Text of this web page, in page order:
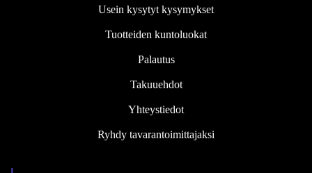
Usein kysytyt kysymykset
Tuotteiden kuntoluokat
Palautus
Takuuehdot
Yhteystiedot
Ryhdy tavarantoimittajaksi